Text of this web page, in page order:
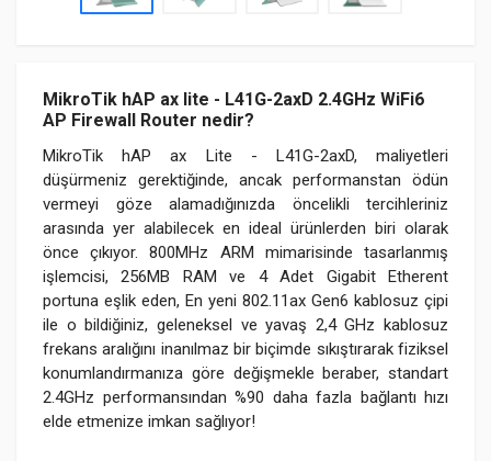
MikroTik hAP ax lite - L41G-2axD 2.4GHz WiFi6
AP Firewall Router nedir?
MikroTik hAP ax Lite - L41G-2axD, maliyetleri
düşürmeniz gerektiğinde, ancak performanstan ödün
vermeyi göze alamadığınızda öncelikli tercihleriniz
arasında yer alabilecek en ideal ürünlerden biri olarak
önce çıkıyor. 800MHz ARM mimarisinde tasarlanmış
işlemcisi, 256MB RAM ve 4 Adet Gigabit Etherent
portuna eşlik eden, En yeni 802.11ax Gen6 kablosuz çipi
ile o bildiğiniz, geleneksel ve yavaş 2,4 GHz kablosuz
frekans aralığını inanılmaz bir biçimde sıkıştırarak fiziksel
konumlandırmanıza göre değişmekle beraber, standart
2.4GHz performansından %90 daha fazla bağlantı hızı
elde etmenize imkan sağlıyor!